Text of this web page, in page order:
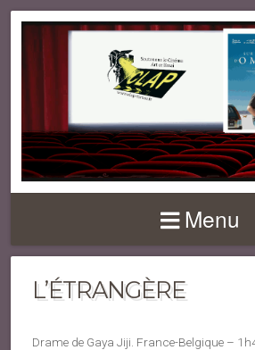
Menu
L’ÉTRANGÈRE
Drame de Gaya Jiji. France-Belgique –